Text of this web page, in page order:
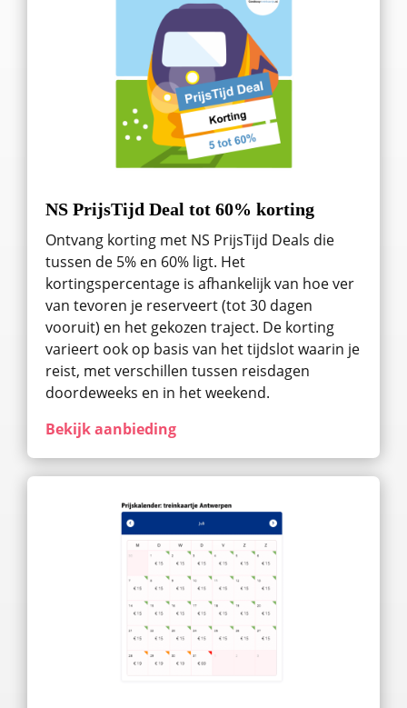
NS PrijsTijd Deal tot 60% korting
Ontvang korting met NS PrijsTijd Deals die
tussen de 5% en 60% ligt. Het
kortingspercentage is afhankelijk van hoe ver
van tevoren je reserveert (tot 30 dagen
vooruit) en het gekozen traject. De korting
varieert ook op basis van het tijdslot waarin je
reist, met verschillen tussen reisdagen
doordeweeks en in het weekend.
Bekijk aanbieding